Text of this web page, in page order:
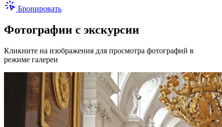
Бронировать
Фотографии с экскурсии
Кликните на изображения для просмотра фотографий в
режиме галереи